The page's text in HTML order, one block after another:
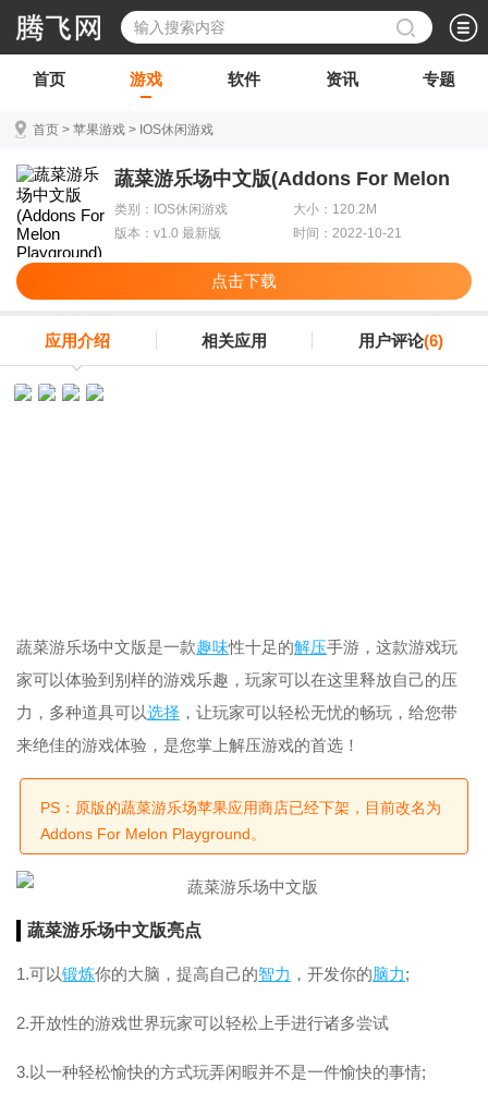
首页 游戏 软件 资讯 专题
首页 > 苹果游戏 > IOS休闲游戏
蔬菜游乐场中文版(Addons For Melon
Playground)
类别：IOS休闲游戏
大小：120.2M
版本：v1.0 最新版
时间：2022-10-21
点击下载
应用介绍 相关应用 用户评论(6)
蔬菜游乐场中文版是一款趣味性十足的解压手游，这款游戏玩
家可以体验到别样的游戏乐趣，玩家可以在这里释放自己的压
力，多种道具可以选择 ，让玩家可以轻松无忧的畅玩，给您带
来绝佳的游戏体验，是您掌上解压游戏的首选！
PS：原版的蔬菜游乐场苹果应用商店已经下架，目前改名为
Addons For Melon Playground。
蔬菜游乐场中文版亮点
1.可以锻炼你的大脑，提高自己的智力 ，开发你的脑力;
2.开放性的游戏世界玩家可以轻松上手进行诸多尝试
3.以一种轻松愉快的方式玩弄闲暇并不是一件愉快的事情;